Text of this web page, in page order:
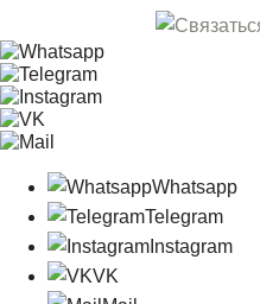
Whatsapp
Telegram
Instagram
VK